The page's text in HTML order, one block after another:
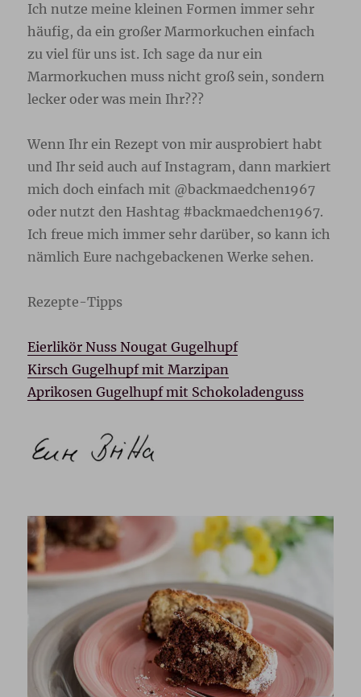
Ich nutze meine kleinen Formen immer sehr
häufig, da ein großer Marmorkuchen einfach
zu viel für uns ist. Ich sage da nur ein
Marmorkuchen muss nicht groß sein, sondern
lecker oder was mein Ihr???
Wenn Ihr ein Rezept von mir ausprobiert habt
und Ihr seid auch auf Instagram, dann markiert
mich doch einfach mit @backmaedchen1967
oder nutzt den Hashtag #backmaedchen1967.
Ich freue mich immer sehr darüber, so kann ich
nämlich Eure nachgebackenen Werke sehen.
Rezepte-Tipps
Eierlikör Nuss Nougat Gugelhupf
Kirsch Gugelhupf mit Marzipan
Aprikosen Gugelhupf mit Schokoladenguss